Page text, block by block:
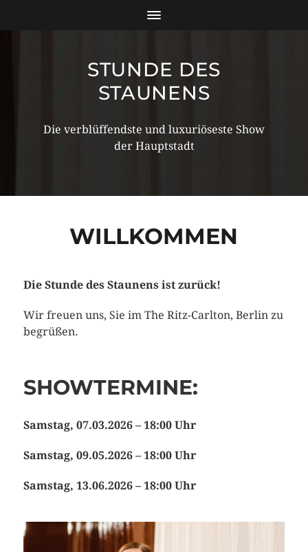
STUNDE DES
STAUNENS
Die verblüffendste und luxuriöseste Show
der Hauptstadt
WILLKOMMEN
Die Stunde des Staunens ist zurück!
Wir freuen uns, Sie im The Ritz-Carlton, Berlin zu
begrüßen.
SHOWTERMINE:
Samstag, 07.03.2026 – 18:00 Uhr
Samstag, 09.05.2026 – 18:00 Uhr
Samstag, 13.06.2026 – 18:00 Uhr